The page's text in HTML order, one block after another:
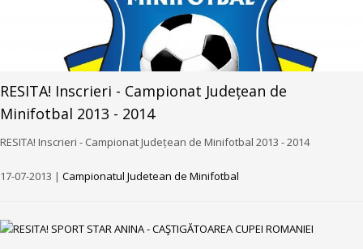
RESITA! Inscrieri - Campionat Județean de
Minifotbal 2013 - 2014
RESITA! Inscrieri - Campionat Județean de Minifotbal 2013 - 2014
17-07-2013 | Campionatul Judetean de Minifotbal